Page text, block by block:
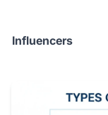
Influencers